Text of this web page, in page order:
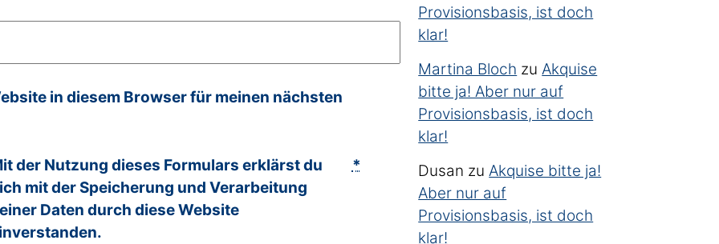
in diesem Browser für meinen nächsten
der Nutzung dieses Formulars erklärst du
mit der Speicherung und Verarbeitung
Daten durch diese Website
*
Provisionsbasis, ist doch
klar!
Martina Bloch zu Akquise
bitte ja! Aber nur auf
Provisionsbasis, ist doch
klar!
Dusan zu Akquise bitte ja!
Aber nur auf
Provisionsbasis, ist doch
klar!